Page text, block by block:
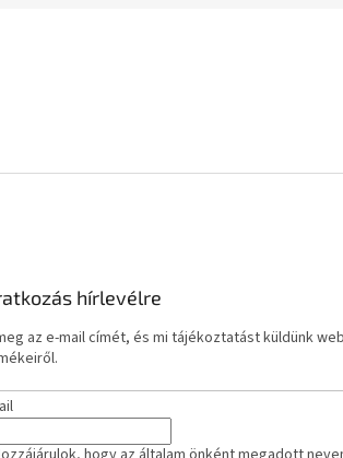
hírlevélre
az e-mail címét, és mi tájékoztatást küldünk